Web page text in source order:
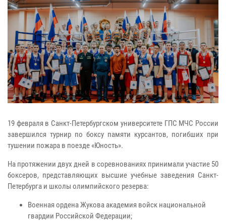
19 февраля в Санкт-Петербургском университете ГПС МЧС России
завершился турнир по боксу памяти курсантов, погибших при
тушении пожара в поезде «Юность».
На протяжении двух дней в соревнованиях принимали участие 50
боксеров, представляющих высшие учебные заведения Санкт-
Петербурга и школы олимпийского резерва:
Военная ордена Жукова академия войск национальной
гвардии Российской Федерации;